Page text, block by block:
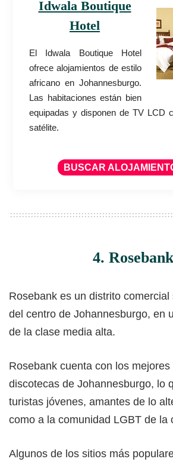
Idwala Boutique
Hotel
El Idwala Boutique Hotel
ofrece alojamientos de estilo
africano en Johannesburgo.
Las habitaciones están bien
equipadas y disponen de TV LCD
satélite.
BUSCAR
4. Rosebank
Rosebank es un distrito
del centro de Johannesburgo, en
de la clase media alta.
Rosebank cuenta con los mejores
discotecas de Johannesburgo, lo
turistas jóvenes, amantes de lo
como a la comunidad LGBT de la
Algunos de los sitios más